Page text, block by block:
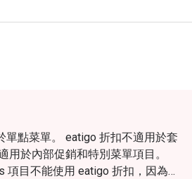
單點菜單。 eatigo 折扣不適用於套
用於內部促銷和特別菜單項目。
項目不能使用 eatigo 折扣，因為